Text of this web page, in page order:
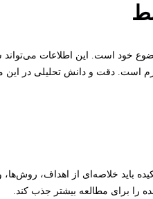
خود است. این اطلاعات می‌تواند
است. دقت و دانش تحلیلی در این
باید خلاصه‌ای از اهداف، روش‌ها،
را برای مطالعه بیشتر جذب کند.